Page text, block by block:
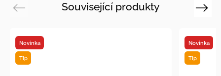
Související produkty
Previous
Novinka
Tip
Novinka
Tip
Next